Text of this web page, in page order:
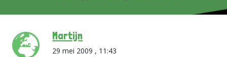
Martijn
29 mei 2009 , 11:43